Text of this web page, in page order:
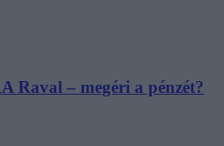
Raval – megéri a pénzét?